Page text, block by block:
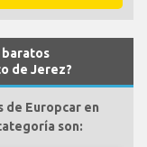
baratos
de Jerez?
de Europcar en
son: